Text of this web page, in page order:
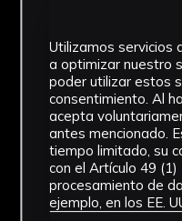
Utilizamos servicios
a optimizar nuestro
poder utilizar estos
consentimiento. Al
acepta
antes mencionado.
tiempo limitado, su
con el Artículo 49
procesamiento de
ejemplo, en los EE.